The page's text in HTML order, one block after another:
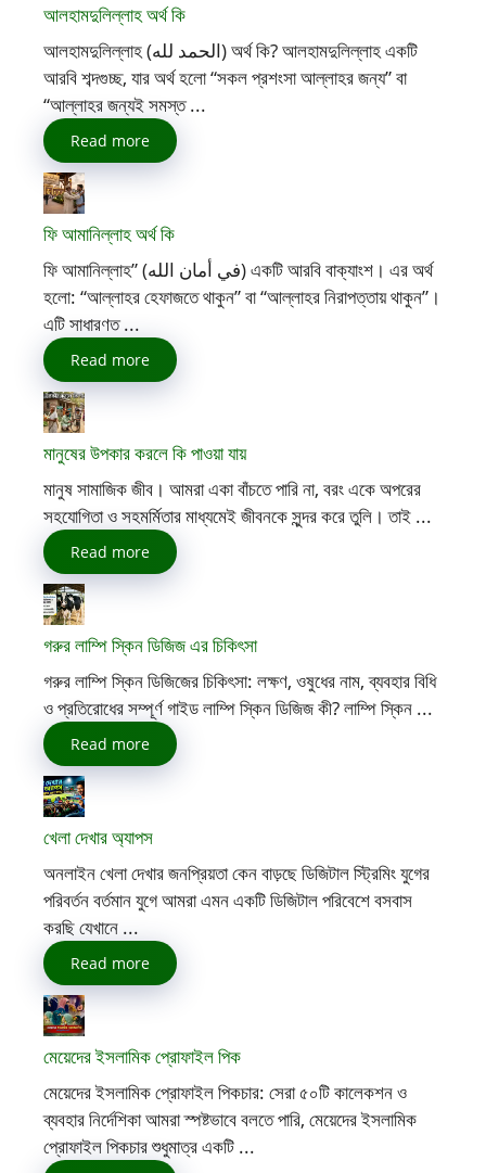
আলহামদুলিল্লাহ অর্থ কি
আলহামদুলিল্লাহ (الحمد لله) অর্থ কি? আলহামদুলিল্লাহ একটি
আরবি শব্দগুচ্ছ, যার অর্থ হলো “সকল প্রশংসা আল্লাহর জন্য” বা
“আল্লাহর জন্যই সমস্ত ...
Read more
ফি আমানিল্লাহ অর্থ কি
ফি আমানিল্লাহ” (في أمان الله) একটি আরবি বাক্যাংশ। এর অর্থ
হলো: “আল্লাহর হেফাজতে থাকুন” বা “আল্লাহর নিরাপত্তায় থাকুন”।
এটি সাধারণত ...
Read more
মানুষের উপকার করলে কি পাওয়া যায়
মানুষ সামাজিক জীব। আমরা একা বাঁচতে পারি না, বরং একে অপরের
সহযোগিতা ও সহমর্মিতার মাধ্যমেই জীবনকে সুন্দর করে তুলি। তাই ...
Read more
গরুর লাম্পি স্কিন ডিজিজ এর চিকিৎসা
গরুর লাম্পি স্কিন ডিজিজের চিকিৎসা: লক্ষণ, ওষুধের নাম, ব্যবহার বিধি
ও প্রতিরোধের সম্পূর্ণ গাইড লাম্পি স্কিন ডিজিজ কী? লাম্পি স্কিন ...
Read more
খেলা দেখার অ্যাপস
অনলাইন খেলা দেখার জনপ্রিয়তা কেন বাড়ছে ডিজিটাল স্ট্রিমিং যুগের
পরিবর্তন বর্তমান যুগে আমরা এমন একটি ডিজিটাল পরিবেশে বসবাস
করছি যেখানে ...
Read more
মেয়েদের ইসলামিক প্রোফাইল পিক
মেয়েদের ইসলামিক প্রোফাইল পিকচার: সেরা ৫০টি কালেকশন ও
ব্যবহার নির্দেশিকা আমরা স্পষ্টভাবে বলতে পারি, মেয়েদের ইসলামিক
প্রোফাইল পিকচার শুধুমাত্র একটি ...